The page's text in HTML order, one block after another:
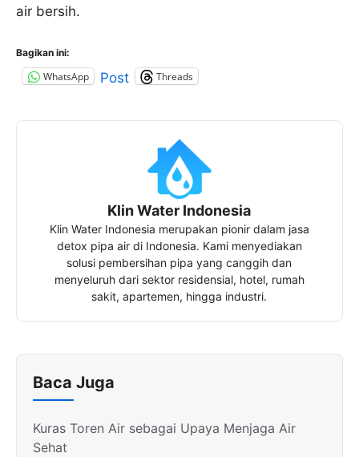
air bersih.
Bagikan ini:
WhatsApp Post Threads
Klin Water Indonesia
Klin Water Indonesia merupakan pionir dalam jasa
detox pipa air di Indonesia. Kami menyediakan
solusi pembersihan pipa yang canggih dan
menyeluruh dari sektor residensial, hotel, rumah
sakit, apartemen, hingga industri.
Baca Juga
Kuras Toren Air sebagai Upaya Menjaga Air
Sehat